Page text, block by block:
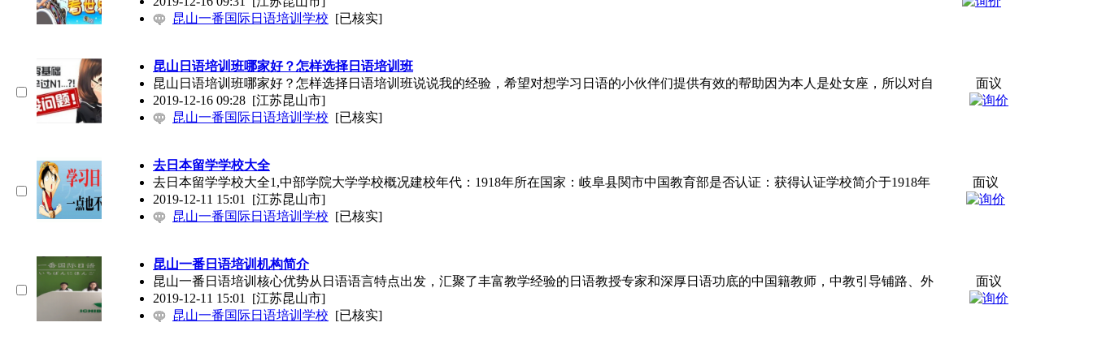
昆山一番国际日语培训学校 [已核实]
昆山 日语培训 班哪家好？怎样选择 日语培训 班
昆山 日语培训 班哪家好？怎样选择 日语培训 班说说我的经验，希望对想学习日语的小伙伴们提供有效的帮助因为本人是处女座，所以对自
2019-12-16 09:28 [江苏昆山市]
昆山一番国际日语培训学校 [已核实]
面议
去日本留学学校大全
去日本留学学校大全1,中部学院大学学校概况建校年代：1918年所在国家：岐阜县関市中国教育部是否认证：获得认证学校简介于1918年
2019-12-11 15:01 [江苏昆山市]
昆山一番国际日语培训学校 [已核实]
面议
昆山一番 日语培训 机构简介
昆山一番 日语培训 核心优势从日语语言特点出发，汇聚了丰富教学经验的日语教授专家和深厚日语功底的中国籍教师，中教引导铺路、外
2019-12-11 15:01 [江苏昆山市]
昆山一番国际日语培训学校 [已核实]
面议